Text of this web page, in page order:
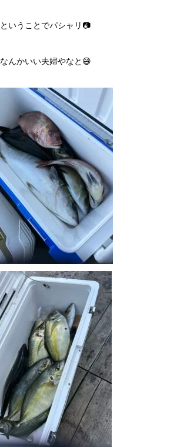
ということでパシャリ📷
なんかいい夫婦やなと😄